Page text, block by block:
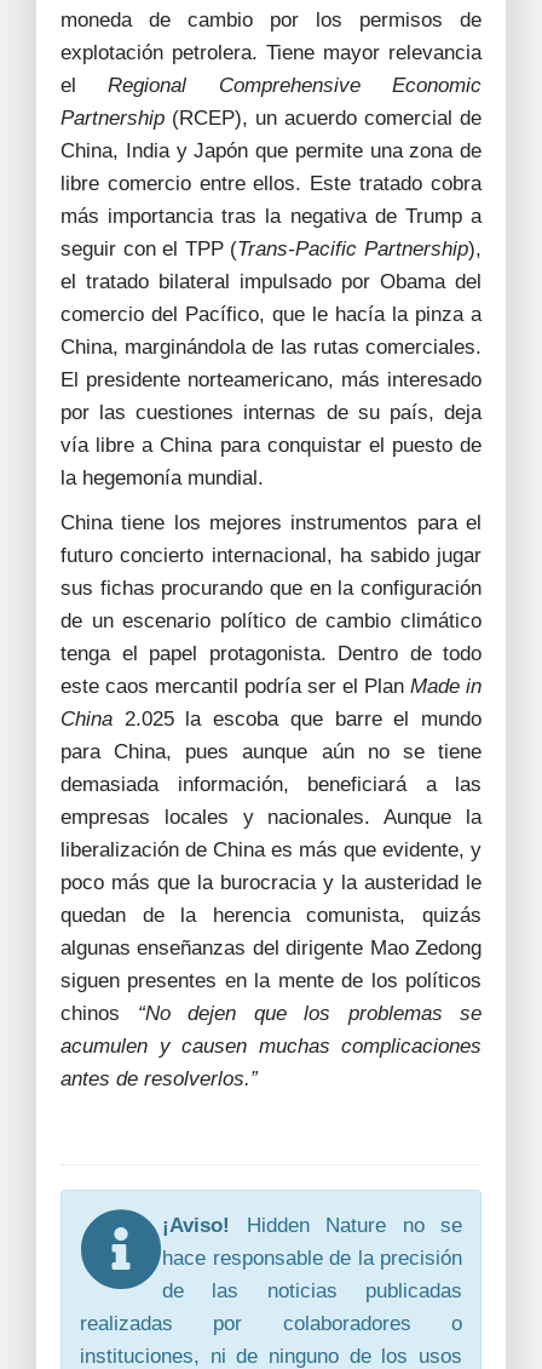
moneda de cambio por los permisos de
explotación petrolera. Tiene mayor relevancia
elRegional Comprehensive Economic
Partnership (RCEP), un acuerdo comercial de
China, India y Japón que permite una zona de
libre comercio entre ellos. Este tratado cobra
más importancia tras la negativa de Trump a
seguir con el TPP (Trans-Pacific Partnership),
el tratado bilateral impulsado por Obama del
comercio del Pacífico, que le hacía la pinza a
China, marginándola de las rutas comerciales.
El presidente norteamericano, más interesado
por las cuestiones internas de su país, deja
vía libre a China para conquistar el puesto de
la hegemonía mundial.
China tiene los mejores instrumentos para el
futuro concierto internacional, ha sabido jugar
sus fichas procurando que en la configuración
de un escenario político de cambio climático
tenga el papel protagonista. Dentro de todo
este caos mercantil podría ser el Plan Made in
China 2.025 la escoba que barre el mundo
para China, pues aunque aún no se tiene
demasiada información, beneficiará a las
empresas locales y nacionales. Aunque la
liberalización de China es más que evidente, y
poco más que la burocracia y la austeridad le
quedan de la herencia comunista, quizás
algunas enseñanzas del dirigente Mao Zedong
siguen presentes en la mente de los políticos
chinos “No dejen que los problemas se
acumulen y causen muchas complicaciones
antes de resolverlos.”
¡Aviso!
Hidden Nature no se
hace responsable de la precisión
de las noticias publicadas
realizadas por colaboradores o
instituciones, ni de ninguno de los usos